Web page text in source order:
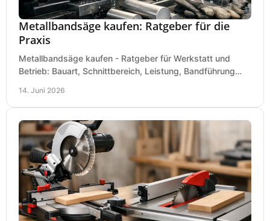
Metallbandsäge kaufen: Ratgeber für die
Praxis
Metallbandsäge kaufen - Ratgeber für Werkstatt und
Betrieb: Bauart, Schnittbereich, Leistung, Bandführung
14. Juni 2026